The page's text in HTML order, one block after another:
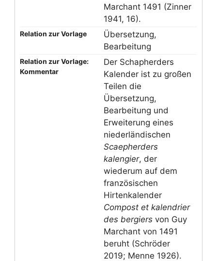
Marchant 1491 (Zinner
1941, 16).
Relation zur Vorlage
Übersetzung,
Bearbeitung
Relation zur Vorlage:
Kommentar
Der Schapherders
Kalender ist zu großen
Teilen die
Übersetzung,
Bearbeitung und
Erweiterung eines
niederländischen
Scaepherders
kalengier, der
wiederum auf dem
französischen
Hirtenkalender
Compost et kalendrier
des bergiers von Guy
Marchant von 1491
beruht (Schröder
2019; Menne 1926).